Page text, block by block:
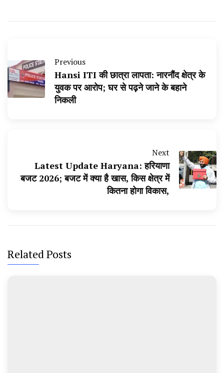
Previous
Hansi ITI की छात्रा लापता: नारनौंद क्षेत्र के
युवक पर आरोप; घर से पढ़ने जाने के बहाने
निकली
Next
Latest Update Haryana: हरियाणा
बजट 2026; बजट में क्या है खास, किस क्षेत्र में
कितना होगा विकास,
Related Posts